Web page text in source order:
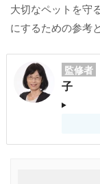
大切なペットを守
にするための参考
監修者
子